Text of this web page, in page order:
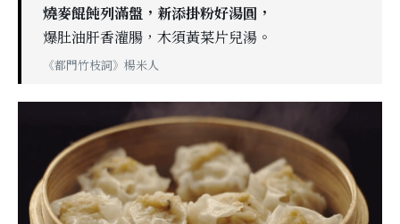
燒麥餛飩列滿盤，新添掛粉好湯圓，
爆肚油肝香灌腸，木須黃菜片兒湯。
《都門竹枝詞》楊米人